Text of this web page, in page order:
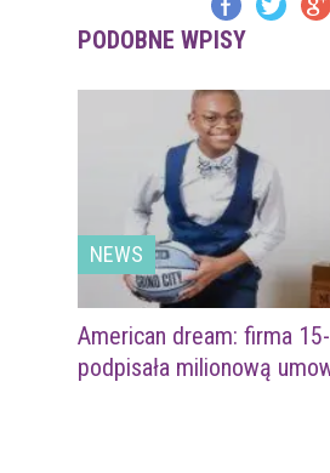
PODOBNE WPISY
NEWS
American dream: firma
podpisała milionową